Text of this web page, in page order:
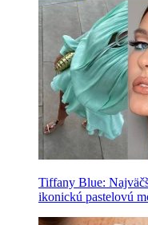
Tiffany Blue:
ikonickú pastelovú